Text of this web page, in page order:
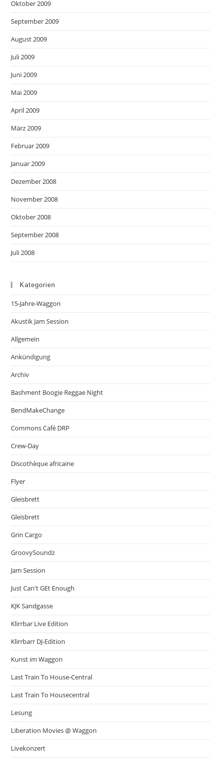
Oktober 2009
September 2009
August 2009
Juli 2009
Juni 2009
Mai 2009
April 2009
März 2009
Februar 2009
Januar 2009
Dezember 2008
November 2008
Oktober 2008
September 2008
Juli 2008
Kategorien
15-Jahre-Waggon
Akustik Jam Session
Allgemein
Ankündigung
Archiv
Bashment Boogie Reggae Night
BendMakeChange
Commons Café DRP
Crew-Day
Discothèque africaine
Flyer
Gleisbrett
Gleisbrett
Grin Cargo
GroovySoundz
Jam Session
Just Can't GEt Enough
KJK Sandgasse
Klirrbar Live Edition
Klirrbarr DJ-Edition
Kunst im Waggon
Last Train To House-Central
Last Train To Housecentral
Lesung
Liberation Movies @ Waggon
Livekonzert